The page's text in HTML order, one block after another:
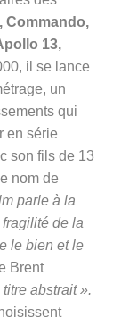
Commando,
13,
il se lance
un
qui
en série
son fils de 13
nom de
parle à la
de la
le bien et le
Brent
titre abstrait ».